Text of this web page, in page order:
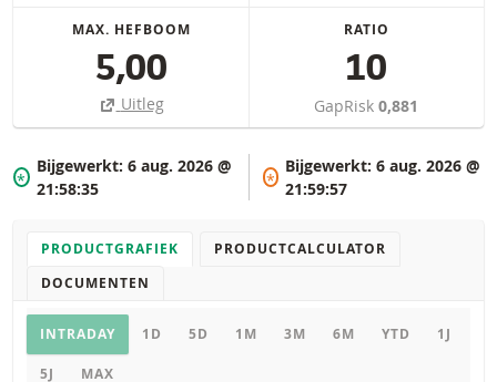
MAX. HEFBOOM
5,00
Uitleg
RATIO
10
GapRisk 0,881
*
Bijgewerkt: 6 aug. 2026 @
21:58:35
*
Bijgewerkt:6 aug. 2026 @
21:59:57
PRODUCTGRAFIEK
PRODUCTCALCULATOR
DOCUMENTEN
Productgrafiek
INTRADAY 1D 5D 1M 3M 6M YTD 1J
5J MAX